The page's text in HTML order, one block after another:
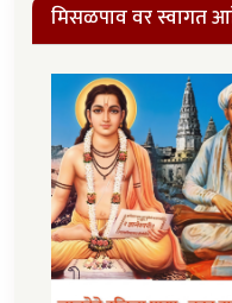
मिसळपाव वर स्वागत